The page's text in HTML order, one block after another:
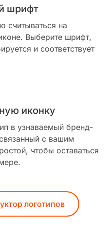
шрифт
считываться на
Выберите шрифт,
и соответствует
иконку
в узнаваемый бренд-
с вашим
чтобы оставаться
логотипов